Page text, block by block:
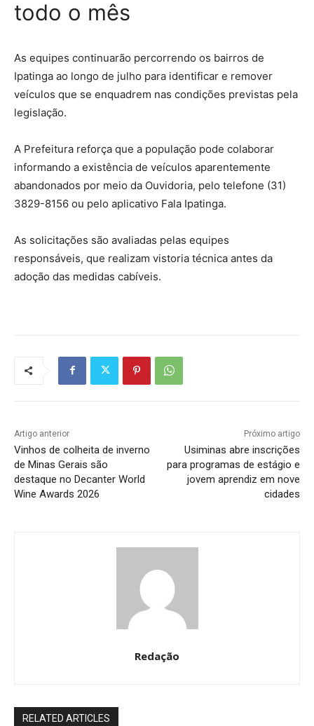
todo o mês
As equipes continuarão percorrendo os bairros de
Ipatinga ao longo de julho para identificar e remover
veículos que se enquadrem nas condições previstas pela
legislação.
A Prefeitura reforça que a população pode colaborar
informando a existência de veículos aparentemente
abandonados por meio da Ouvidoria, pelo telefone (31)
3829-8156 ou pelo aplicativo Fala Ipatinga.
As solicitações são avaliadas pelas equipes
responsáveis, que realizam vistoria técnica antes da
adoção das medidas cabíveis.
Artigo anterior
Vinhos de colheita de inverno
de Minas Gerais são
destaque no Decanter World
Wine Awards 2026
Próximo artigo
Usiminas abre inscrições
para programas de estágio e
jovem aprendiz em nove
cidades
Redação
RELATED ARTICLES